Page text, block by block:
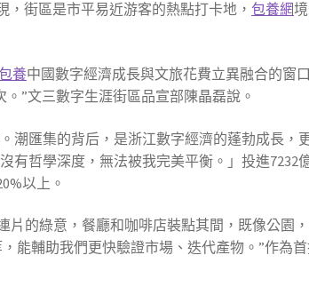
，街區是市平易近游客的熱點打卡地，包養網
養中國數字經濟成長與文旅花費立異融合的窗
”文三數字生涯街區品宣部陳晶磊說。
潮匯集的背后，是浙江數字經濟的蓬勃成長，
哲學深度，無法被我完美平衡。」投進7232
以上。
片的綠意，餐廳和咖啡店裝點其間，既像公園
能輔助我們更快驗證市場、迭代產物。”作為